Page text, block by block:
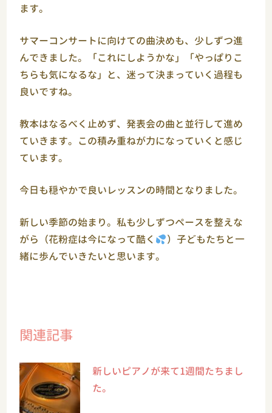
ます。
サマーコンサートに向けての曲決めも、少しずつ進
んできました。「これにしようかな」「やっぱりこ
ちらも気になるな」と、迷って決まっていく過程も
良いですね。
教本はなるべく止めず、発表会の曲と並行して進め
ていきます。この積み重ねが力になっていくと感じ
ています。
今日も穏やかで良いレッスンの時間となりました。
新しい季節の始まり。私も少しずつペースを整えな
がら（花粉症は今になって酷く
）子どもたちと一
緒に歩んでいきたいと思います。
関連記事
新しいピアノが来て1週間たちまし
た。